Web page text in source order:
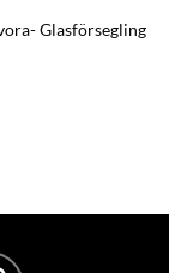
Glasförsegling